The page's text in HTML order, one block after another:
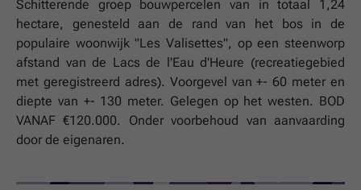
Schitterende groep bouwpercelen van in totaal 1,24
hectare, genesteld aan de rand van het bos in de
populaire woonwijk "Les Valisettes", op een steenworp
afstand van de Lacs de l'Eau d'Heure (recreatiegebied
met geregistreerd adres). Voorgevel van +- 60 meter en
diepte van +- 130 meter. Gelegen op het westen. BOD
VANAF €120.000. Onder voorbehoud van aanvaarding
door de eigenaren.